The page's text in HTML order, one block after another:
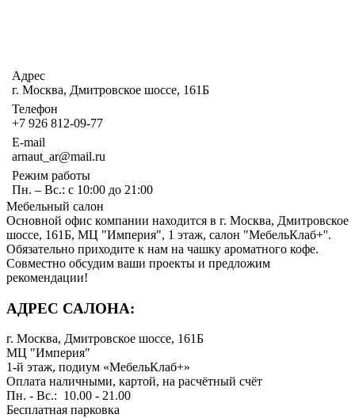
Адрес
г. Москва, Дмитровское шоссе, 161Б
Телефон
+7 926 812-09-77
E-mail
arnaut_ar@mail.ru
Режим работы
Пн. – Вс.: с 10:00 до 21:00
Мебельный салон
Основной офис компании находится в г. Москва, Дмитровское
шоссе, 161Б, МЦ "Империя", 1 этаж, салон "МебельКлаб+''.
Обязательно приходите к нам на чашку ароматного кофе.
Совместно обсудим ваши проекты и предложим
рекомендации!
АДРЕС САЛОНА:
г. Москва, Дмитровское шоссе, 161Б
МЦ "Империя"
1-й этаж, подиум «МебельКлаб+»
Оплата наличными, картой, на расчётный счёт
Пн. - Вс.: 10.00 - 21.00
Бесплатная парковка